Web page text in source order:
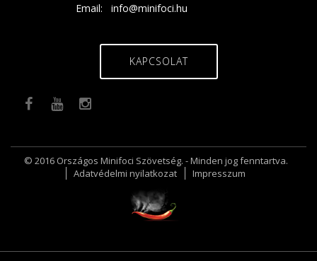
Email:
info@minifoci.hu
KAPCSOLAT
© 2016 Országos Minifoci Szövetség. - Minden jog fenntartva.
Adatvédelmi nyilatkozat
Impresszum